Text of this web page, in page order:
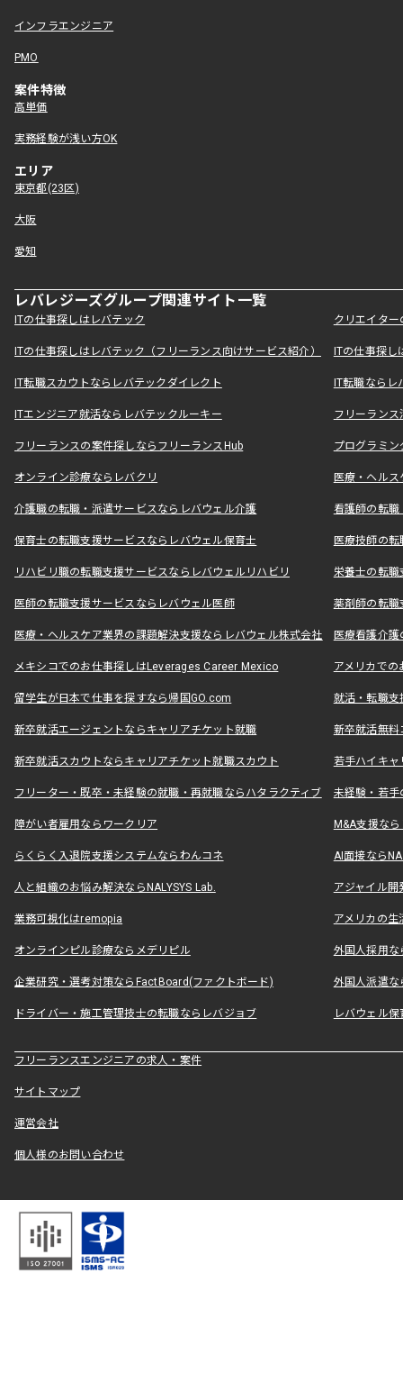
インフラエンジニア
PMO
案件特徴
高単価
実務経験が浅い方OK
エリア
東京都(23区)
大阪
愛知
レバレジーズグループ関連サイト一覧
ITの仕事探しはレバテック クリエイタ
ITの仕事探しはレバテック（フリーランス向けサービス紹介） ITの仕事探
IT転職スカウトならレバテックダイレクト IT転職なら
ITエンジニア就活ならレバテックルーキー フリーラン
フリーランスの案件探しならフリーランスHub プログラミ
オンライン診療ならレバクリ 医療・ヘル
介護職の転職・派遣サービスならレバウェル介護 看護師の転
保育士の転職支援サービスならレバウェル保育士 医療技師の
リハビリ職の転職支援サービスならレバウェルリハビリ 栄養士の転
医師の転職支援サービスならレバウェル医師 薬剤師の転
医療・ヘルスケア業界の課題解決支援ならレバウェル株式会社 医療看護介
メキシコでのお仕事探しはLeverages Career Mexico アメリカで
留学生が日本で仕事を探すなら帰国GO.com 就活・転職
新卒就活エージェントならキャリアチケット就職 新卒就活無料
新卒就活スカウトならキャリアチケット就職スカウト 若手ハイキ
フリーター・既卒・未経験の就職・再就職ならハタラクティブ 未経験・若手
障がい者雇用ならワークリア M&A支援な
らくらく入退院支援システムならわんコネ AI面接なら
人と組織のお悩み解決ならNALYSYS Lab. アジャイル
業務可視化はremopia アメリカの
オンラインピル診療ならメデリピル 外国人採用
企業研究・選考対策ならFactBoard(ファクトボード) 外国人派遣な
ドライバー・施工管理技士の転職ならレバジョブ レバウェル
フリーランスエンジニアの求人・案件
サイトマップ
運営会社
個人様のお問い合わせ